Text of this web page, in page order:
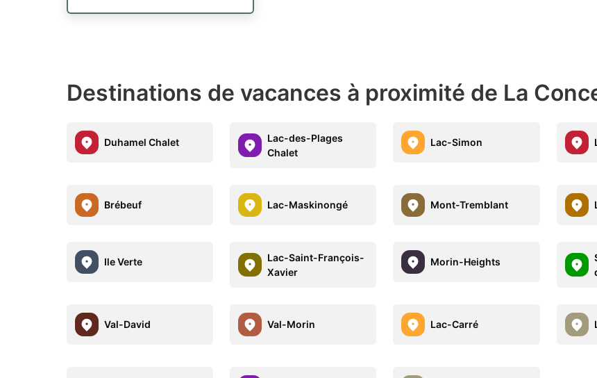
Destinations de vacances à proximité de La
Duhamel Chalet
Lac-des-Plages
Chalet
Lac-Simon
Brébeuf Lac-Maskinongé Mont-Tremblant
Ile Verte
Lac-Saint-François-
Xavier
Morin-Heights
Val-David Val-Morin Lac-Carré